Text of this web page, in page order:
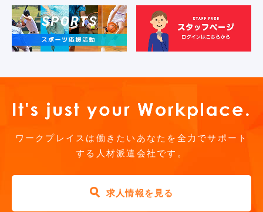
ワークプレイスは働きたいあなたを全力でサポート
する人材派遣会社です。
求人情報を見る